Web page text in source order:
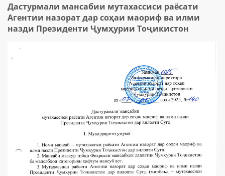
Дастурмали мансабии мутахассиси раёсати
Агентии назорат дар соҳаи маориф ва илми
назди Президенти Ҷумҳурии Тоҷикистон